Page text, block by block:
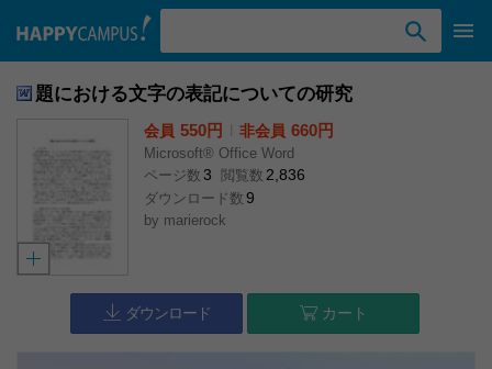
題における文字の表記についての研究
会員 550円 非会員 660円
Microsoft® Office Word
ページ数 3 閲覧数 2,836
ダウンロード数 9
by marierock
ダウンロード カート